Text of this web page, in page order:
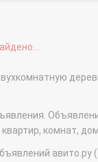
комнат,
авито.ру